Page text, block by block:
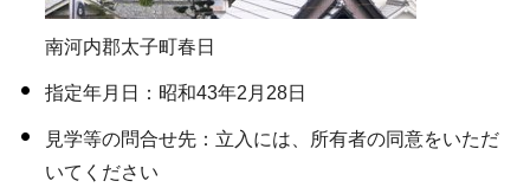
南河内郡太子町春日
指定年月日：昭和43年2月28日
見学等の問合せ先：立入には、所有者の同意をいただ
いてください